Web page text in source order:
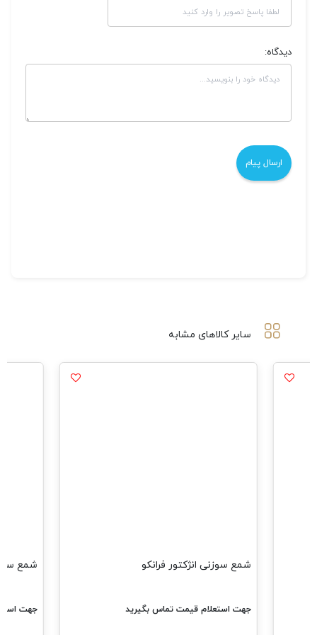
دیدگاه:
سایر کالاهای مشابه
شمع سوزنی انژکتور فرانکو
جهت استعلام قیمت تماس بگیرید
شمع سه
جهت